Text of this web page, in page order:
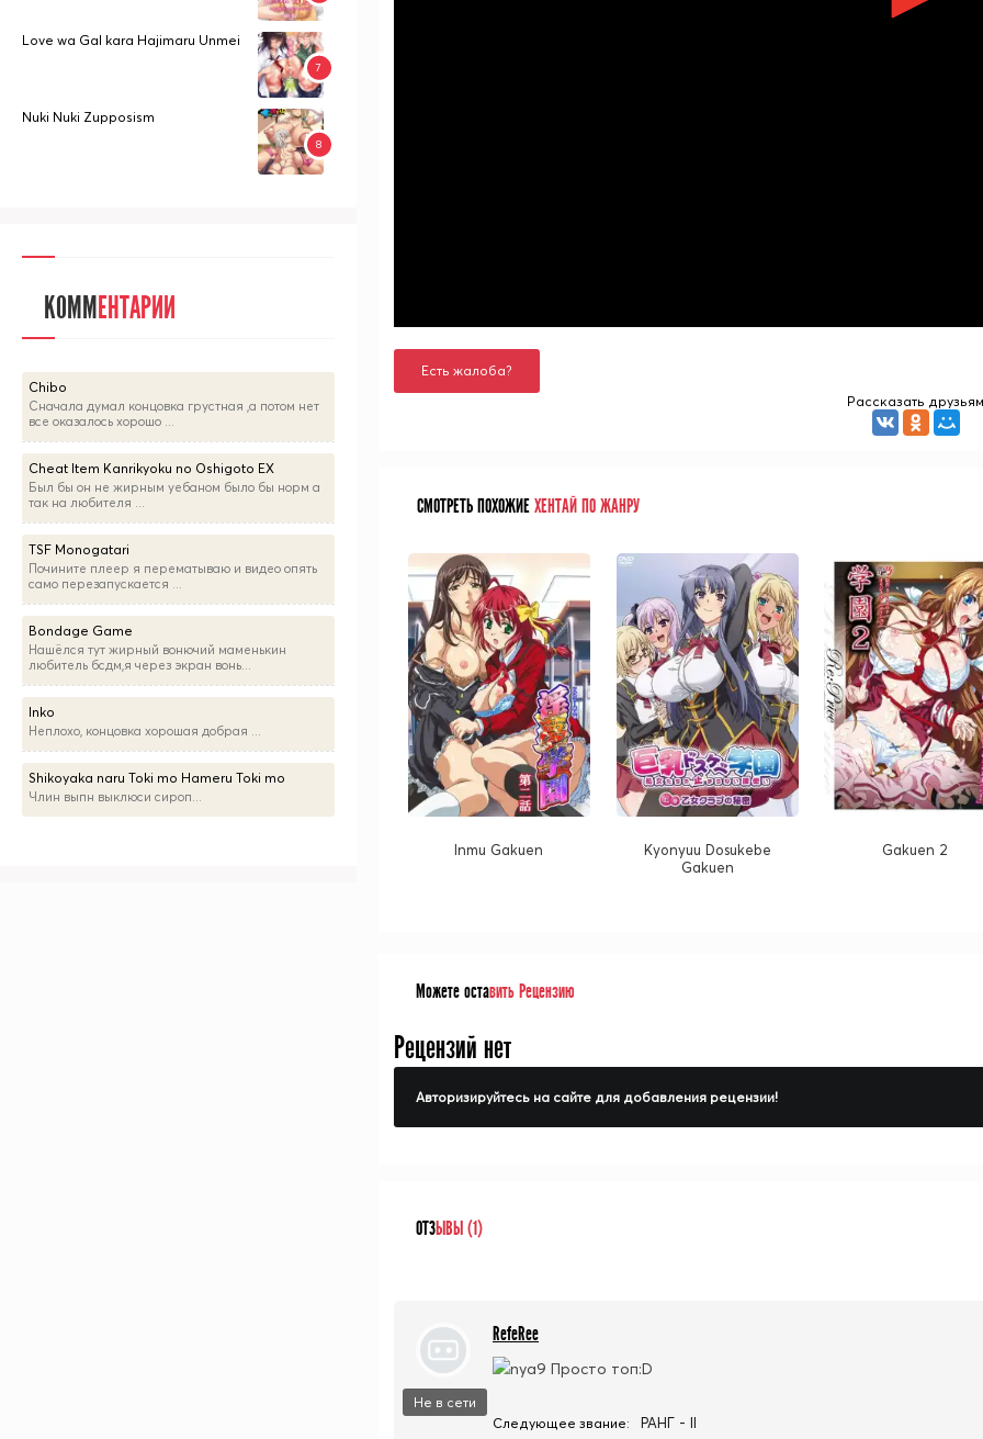
Есть жалоба?
Рассказать друзьям
СМОТРЕТЬ ПОХОЖИЕХЕНТАЙ ПО ЖАНРУ
Inmu Gakuen
Kyonyuu Dosukebe
Gakuen
Gakuen 2
Можете оставить Рецензию
Рецензий нет
Авторизируйтесь на сайте для добавления рецензии!
ОТЗЫВЫ (1)
Не в сети
RefeRee
Просто топ:D
Следующее звание: РАНГ - II
Love wa Gal kara Hajimaru Unmei
Nuki Nuki Zupposism
КОММЕНТАРИИ
Chibo
Сначала думал концовка грустная ,а потом нет
все оказалось хорошо ...
Cheat Item Kanrikyoku no Oshigoto EX
Был бы он не жирным уебаном было бы норм а
так на любителя ...
TSF Monogatari
Почините плеер я перематываю и видео опять
само перезапускается ...
Bondage Game
Нашёлся тут жирный вонючий маменькин
любитель бсдм,я через экран вонь...
Inko
Неплохо, концовка хорошая добрая ...
Shikoyaka naru Toki mo Hameru Toki mo
Члин выпн выклюси сироп...